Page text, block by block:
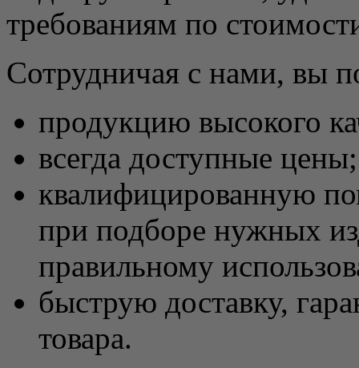
требованиям по
Сотрудничая с нами, вы
продукцию высокого
всегда доступные цены;
квалифицированную
при подборе нужных
правильному
быструю доставку,
товара.